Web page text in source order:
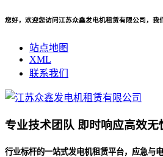
您好，欢迎您访问江苏众鑫发电机租赁有限公司，我
站点地图
XML
联系我们
专业技术团队 即时响应高效无
行业标杆的一站式发电机租赁平台，应急与